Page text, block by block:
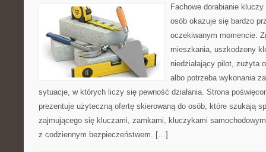
Fachowe dorabianie
osób okazuje się bardzo
oczekiwanym momencie.
mieszkania, uszkodzony
niedziałający pilot, zużyta
albo potrzeba wykonania
sytuacje, w których liczy się pewność działania. Strona
prezentuje użyteczną ofertę skierowaną do osób, które szukają
zajmującego się kluczami, zamkami, kluczykami
z codziennym bezpieczeństwem. […]